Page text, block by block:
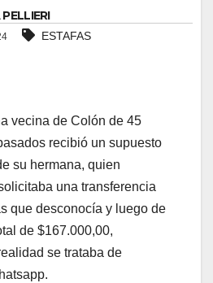
ESTAFAS
vecina de Colón de 45
recibió un supuesto
su hermana, quien
una transferencia
que desconocía y luego de
de $167.000,00,
se trataba de